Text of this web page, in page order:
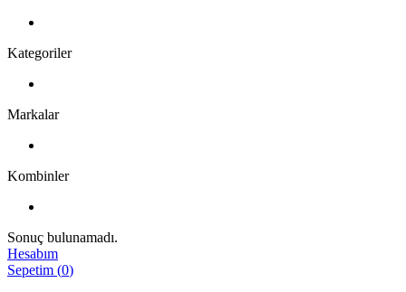
Kategoriler
Markalar
Kombinler
Sonuç bulunamadı.
Hesabım
Sepetim (0)